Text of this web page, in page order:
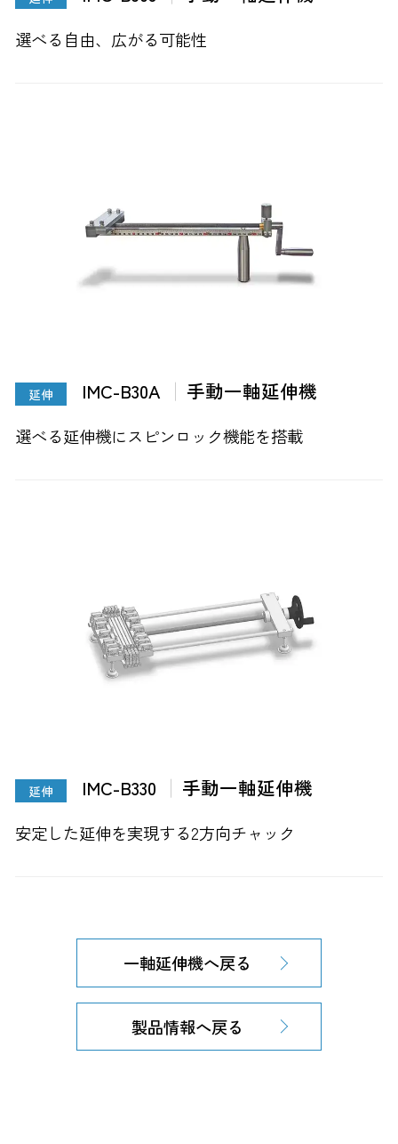
選べる自由、広がる可能性
延伸 IMC-B30A 手動一軸延伸機
選べる延伸機にスピンロック機能を搭載
延伸 IMC-B330 手動一軸延伸機
安定した延伸を実現する2方向チャック
一軸延伸機へ戻る
製品情報へ戻る